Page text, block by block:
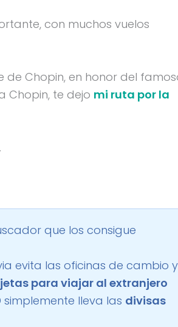
con muchos vuelos
de Chopin, en honor del
Chopin, te dejo mi ruta por la
.
que los consigue
evita las oficinas de cambio y
para viajar al extranjero
simplemente lleva las divisas